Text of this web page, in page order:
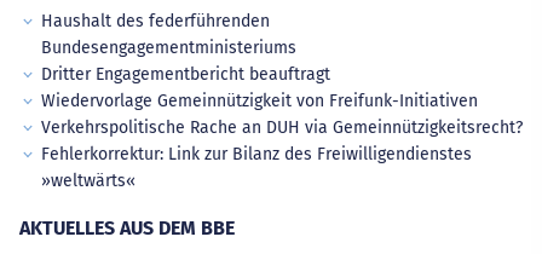
Haushalt des federführenden
Bundesengagementministeriums
Dritter Engagementbericht beauftragt
Wiedervorlage Gemeinnützigkeit von Freifunk-Initiativen
Verkehrspolitische Rache an DUH via Gemeinnützigkeitsrecht?
Fehlerkorrektur: Link zur Bilanz des Freiwilligendienstes
»weltwärts«
AKTUELLES AUS DEM BBE